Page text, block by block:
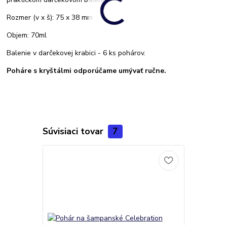
Rozmer (v x š): 75 x 38 mm
Objem: 70ml
Balenie v darčekovej krabici - 6 ks pohárov.
Poháre s kryštálmi odporúčame umývať ručne.
Súvisiaci tovar 7